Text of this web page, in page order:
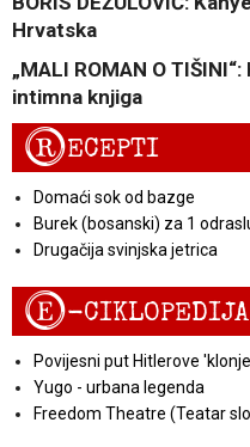
Hrvatska
„MALI ROMAN O
intimna knjiga
RECEPTI
Domaći sok od bazge
Burek (bosanski) za 1
Drugačija svinjska jetrica
E-CIKLOPEDIJA
Povijesni put Hitlerove
Yugo - urbana legenda
Freedom Theatre (Teatar